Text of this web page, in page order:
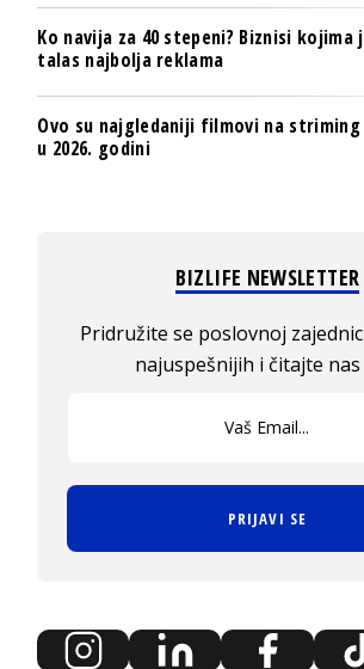
Ko navija za 40 stepeni? Biznisi
talas najbolja reklama
Ovo su najgledaniji filmovi na
u 2026. godini
BIZLIFE NEWSLETTER
Pridružite se poslovnoj
najuspešnijih i čitajte
PRIJAVI SE